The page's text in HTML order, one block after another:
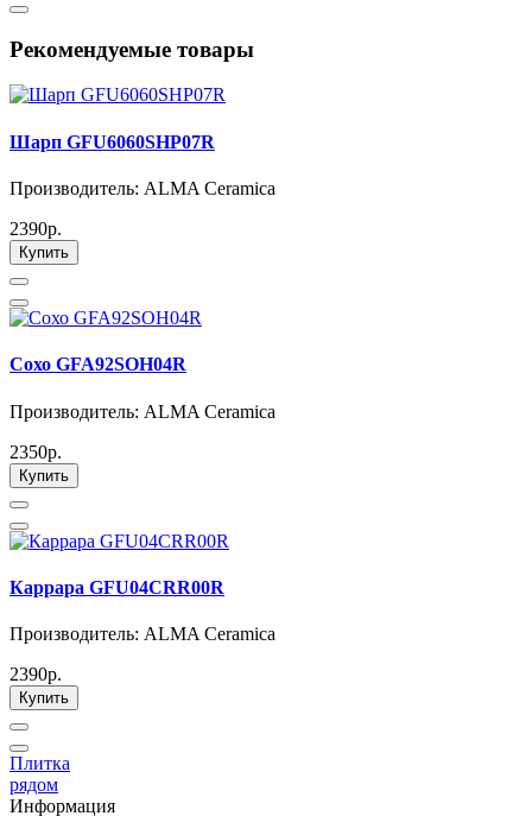
Рекомендуемые товары
Шарп GFU6060SHP07R
Производитель: ALMA Ceramica
2390р.
Купить
Сохо GFA92SOH04R
Производитель: ALMA Ceramica
2350р.
Купить
Каррара GFU04CRR00R
Производитель: ALMA Ceramica
2390р.
Купить
Плитка
рядом
Информация